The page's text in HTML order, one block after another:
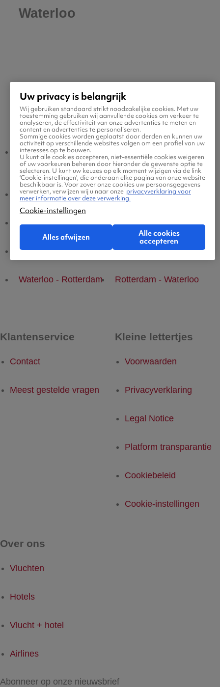
Waterloo
Populaire vluchten
Waterloo -
Amsterdam
Waterloo
Waterloo - Eindhoven Eindhoven - Waterloo
Waterloo - Brussel Brussel - Waterloo
Waterloo - Dusseldorf Dusseldorf - Waterloo
Waterloo - Rotterdam Rotterdam - Waterloo
Klantenservice
Contact
Meest gestelde vragen
Kleine lettertjes
Voorwaarden
Privacyverklaring
Legal Notice
Platform transparantie
Cookiebeleid
Cookie-instellingen
Over ons
Vluchten
Hotels
Vlucht + hotel
Airlines
Abonneer op onze nieuwsbrief
Uw privacy is belangrijk
Wij gebruiken standaard strikt noodzakelijke cookies. Met uw
toestemming gebruiken wij aanvullende cookies om verkeer te
analyseren, de effectiviteit van onze advertenties te meten en
content en advertenties te personaliseren.
Sommige cookies worden geplaatst door derden en kunnen uw
activiteit op verschillende websites volgen om een profiel van uw
interesses op te bouwen.
U kunt alle cookies accepteren, niet-essentiële cookies weigeren
of uw voorkeuren beheren door hieronder de gewenste optie te
selecteren. U kunt uw keuzes op elk moment wijzigen via de link
‘Cookie-instellingen’, die onderaan elke pagina van onze website
beschikbaar is. Voor zover onze cookies uw persoonsgegevens
verwerken, verwijzen wij u naar onze privacyverklaring voor
meer informatie over deze verwerking.
Cookie-instellingen
Alles afwijzen
Alle cookies
accepteren